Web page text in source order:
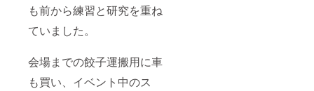
も前から練習と研究を重ね
ていました。
会場までの餃子運搬用に車
も買い、イベント中のス